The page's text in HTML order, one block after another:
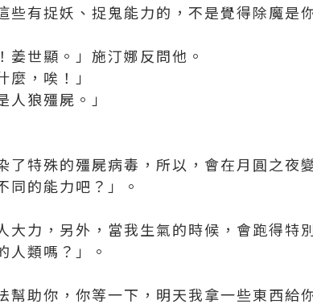
些有捉妖、捉鬼能力的，不是覺得除魔是
姜世顯。」施汀娜反問他。
，唉！」
狼殭屍。」
了特殊的殭屍病毒，所以，會在月圓之夜
同的能力吧？」。
大力，另外，當我生氣的時候，會跑得特
人類嗎？」。
幫助你，你等一下，明天我拿一些東西給